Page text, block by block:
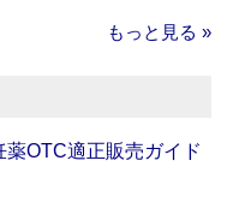
もっと見る »
薬OTC適正販売ガイド